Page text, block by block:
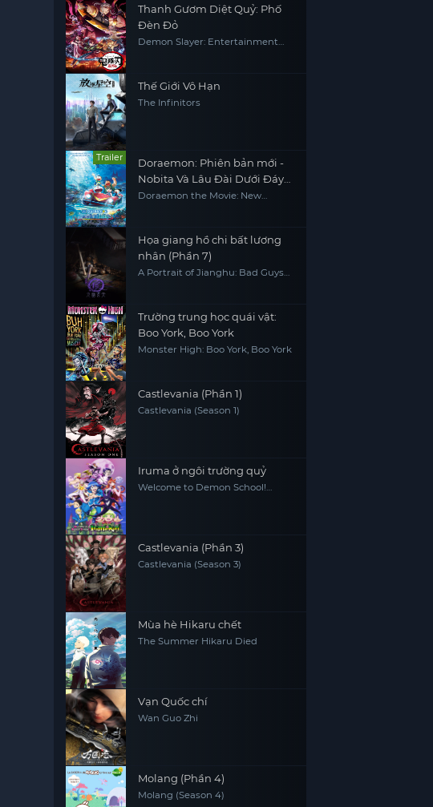
Thanh Gươm Diệt Quỷ: Phố
Đèn Đỏ
Demon Slayer: Entertainment
Thế Giới Vô Hạn
The Infinitors
Trailer
Doraemon: Phiên bản mới -
Nobita Và Lâu Đài Dưới Đáy
Biển
Doraemon the Movie: New
Họa giang hồ chi bất lương
nhân (Phần 7)
A Portrait of Jianghu: Bad Guys
Trường trung học quái vật:
Boo York, Boo York
Monster High: Boo York, Boo York
Castlevania (Phần 1)
Castlevania (Season 1)
Iruma ở ngôi trường quỷ
Welcome to Demon School!
Castlevania (Phần 3)
Castlevania (Season 3)
Mùa hè Hikaru chết
The Summer Hikaru Died
Vạn Quốc chí
Wan Guo Zhi
Molang (Phần 4)
Molang (Season 4)